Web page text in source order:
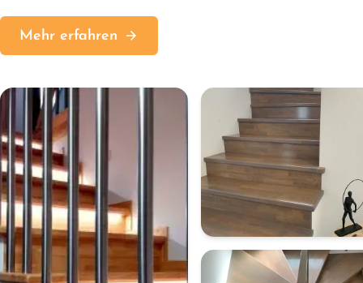
Mehr erfahren